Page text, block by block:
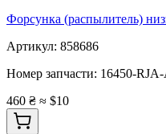
Форсунка (распылитель)
Артикул: 858686
Номер запчасти: 16450-RJA-
460 ₴ ≈ $10